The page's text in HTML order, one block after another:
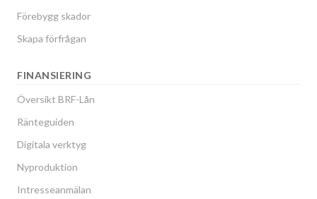
Förebygg skador
Skapa förfrågan
FINANSIERING
Översikt BRF-Lån
Ränteguiden
Digitala verktyg
Nyproduktion
Intresseanmälan